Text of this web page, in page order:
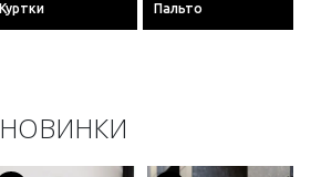
Куртки Пальто
НОВИНКИ